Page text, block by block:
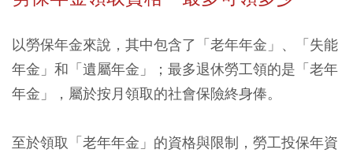
以勞保年金來說，其中包含了「老年年金」、「失能
年金」和「遺屬年金」；最多退休勞工領的是「老年
年金」，屬於按月領取的社會保險終身俸。
至於領取「老年年金」的資格與限制，勞工投保年資